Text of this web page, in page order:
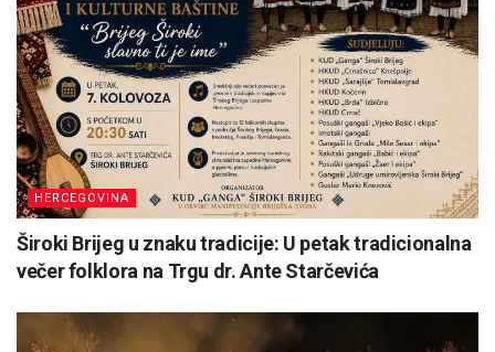
HERCEGOVINA
Široki Brijeg u znaku tradicije: U petak tradicionalna
večer folklora na Trgu dr. Ante Starčevića